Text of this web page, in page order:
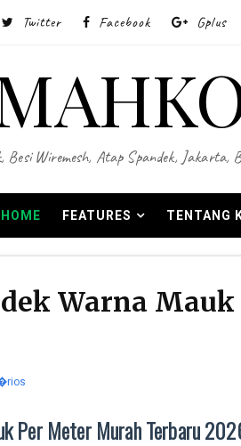
Twitter Facebook Gplus
Wiremesh, Atap Spandek, Jakarta,
HOME FEATURES TENTANG
Warna
Per Meter Murah Terbaru